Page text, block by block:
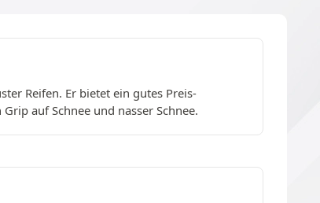
Reifen. Er bietet ein gutes Preis-
auf Schnee und nasser Schnee.